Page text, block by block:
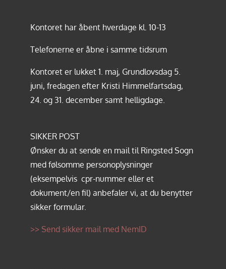
Kontoret har åbent hverdage kl. 10-13
Telefonerne er åbne i samme tidsrum
Kontoret er lukket 1. maj, Grundlovsdag 5.
juni, fredagen efter Kristi Himmelfartsdag,
24. og 31. december samt helligdage.
SIKKER POST
Ønsker du at sende en mail til Ringsted Sogn
med følsomme personoplysninger
(eksempelvis cpr-nummer eller et
dokument/en fil) anbefaler vi, at du benytter
sikker formular.
>> Send sikker mail med NemID